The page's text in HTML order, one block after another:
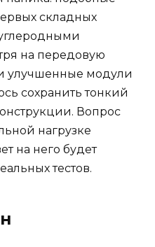
складных
на передовую
улучшенные модули
сохранить тонкий
Вопрос
нагрузке
на него будет
тестов.